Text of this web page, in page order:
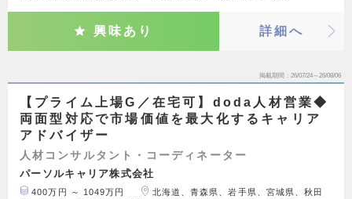
興味あり 詳細へ
掲載期間 26/07/24～26/08/06
【プライム上場G／在宅可】doda人材営業◆
両面型対応で市場価値を最大化するキャリア
アドバイザー
人材コンサルタント・コーディネーター
パーソルキャリア株式会社
400万円 ～ 1049万円
北海道、青森県、岩手県、宮城県、秋田